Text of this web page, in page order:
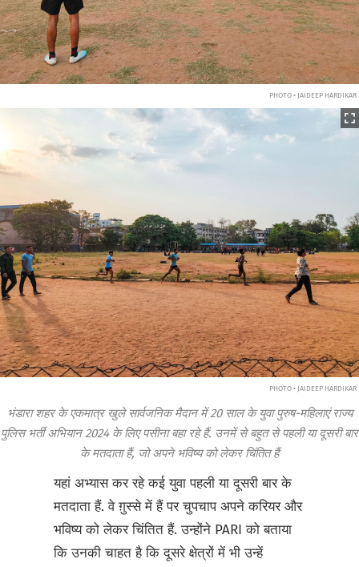
PHOTO • JAIDEEP HARDIKAR
PHOTO • JAIDEEP HARDIKAR
भंडारा शहर के एकमात्र खुले सार्वजनिक मैदान में 20 साल के युवा पुरुष-महिलाएं राज्य
पुलिस भर्ती अभियान 2024 के लिए पसीना बहा रहे हैं. उनमें से बहुत से पहली या दूसरी बार
के मतदाता हैं, जो अपने भविष्य को लेकर चिंतित हैं
यहां अभ्यास कर रहे कई युवा पहली या दूसरी बार के
मतदाता हैं. वे ग़ुस्से में हैं पर चुपचाप अपने करियर और
भविष्य को लेकर चिंतित हैं. उन्होंने PARI को बताया
कि उनकी चाहत है कि दूसरे क्षेत्रों में भी उन्हें